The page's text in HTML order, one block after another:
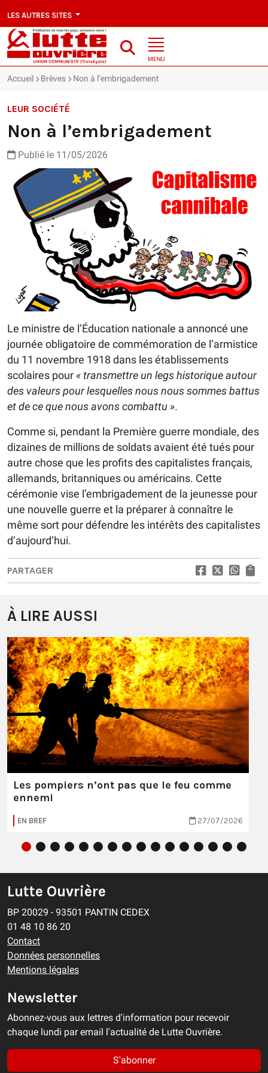
LES AUTRES SITES
MENU
Accueil Brèves Non à l’embrigadement
LEUR SOCIÉTÉ
Non à l’embrigadement
Publié le 11/05/2026
Le ministre de l’Éducation nationale a annoncé une
journée obligatoire de commémoration de l’armistice
du 11 novembre 1918 dans les établissements
scolaires pour « transmettre un legs historique autour
des valeurs pour lesquelles nous nous sommes battus
et de ce que nous avons combattu ».
Comme si, pendant la Première guerre mondiale, des
dizaines de millions de soldats avaient été tués pour
autre chose que les profits des capitalistes français,
allemands, britanniques ou américains. Cette
cérémonie vise l’embrigadement de la jeunesse pour
une nouvelle guerre et la préparer à connaître le
même sort pour défendre les intérêts des capitalistes
d’aujourd’hui.
PARTAGER
À LIRE AUSSI
Les pompiers n’ont pas que le feu comme
ennemi
EN BREF 27/07/2026
Lutte Ouvrière
BP 20029 - 93501 PANTIN CEDEX
01 48 10 86 20
Contact
Données personnelles
Mentions légales
Newsletter
Abonnez-vous aux lettres d'information pour recevoir
chaque lundi par email l'actualité de Lutte Ouvrière.
S'abonner